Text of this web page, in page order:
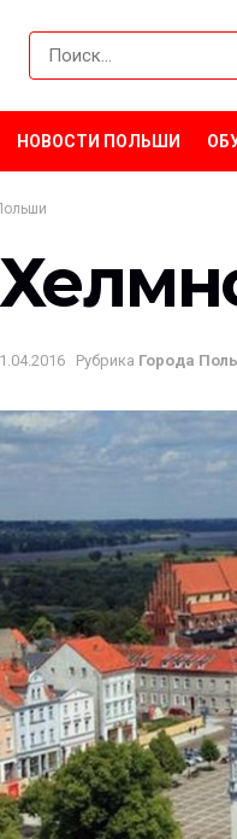
НОВОСТИ ПОЛЬШИ
Рубрика Города